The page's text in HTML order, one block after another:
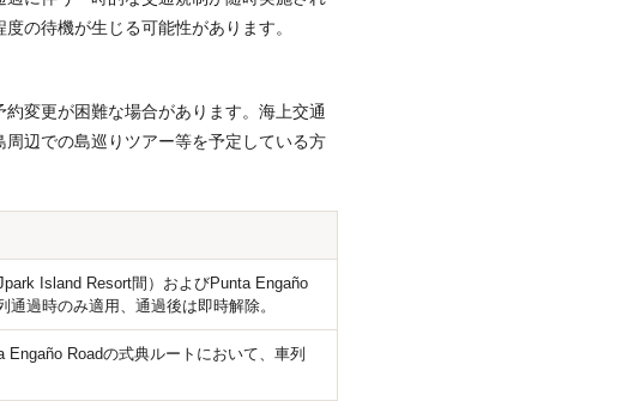
の待機が生じる可能性があります。
変更が困難な場合があります。海上交通
辺での島巡りツアー等を予定している方
Island Resort間）およびPunta Engaño
過時のみ適用、通過後は即時解除。
Roadの式典ルートにおいて、車列